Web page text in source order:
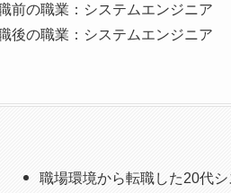
前の職業：システムエンジニア
後の職業：システムエンジニア
職場環境から転職した20代